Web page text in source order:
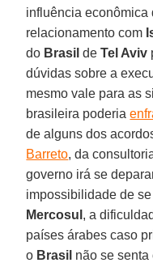
influência
relacionamento com
do Brasil deTel Aviv
dúvidas sobre a
mesmo vale para as
brasileira poderia
de alguns dos
Barreto, da
governo irá se
impossibilidade de
Mercosul , a
países árabes caso
o Brasil não se senta